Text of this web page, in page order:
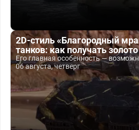
2D-стиль «Благородный
танков: как получать
Его главная особенность —
06 августа, четверг